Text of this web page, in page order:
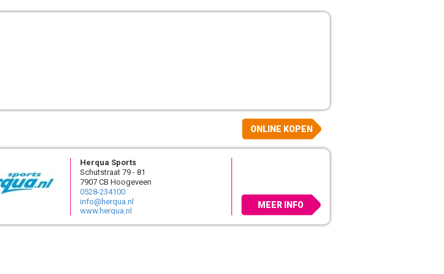
ONLINE KOPEN
Herqua Sports
Schutstraat 79 - 81
7907 CB Hoogeveen
0528-234100
info@herqua.nl
www.herqua.nl
MEER INFO